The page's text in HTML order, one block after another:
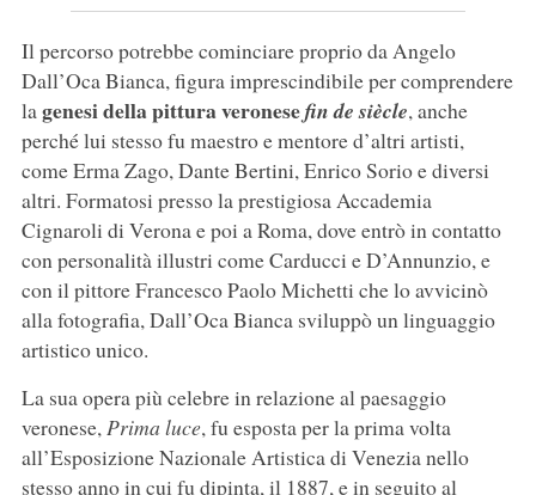
Il percorso potrebbe cominciare proprio da Angelo
Dall’Oca Bianca, figura imprescindibile per comprendere
lagenesi della pittura veronesefin de siècle, anche
perché lui stesso fu maestro e mentore d’altri artisti,
come Erma Zago, Dante Bertini, Enrico Sorio e diversi
altri. Formatosi presso la prestigiosa Accademia
Cignaroli di Verona e poi a Roma, dove entrò in contatto
con personalità illustri come Carducci e D’Annunzio, e
con il pittore Francesco Paolo Michetti che lo avvicinò
alla fotografia, Dall’Oca Bianca sviluppò un linguaggio
artistico unico.
La sua opera più celebre in relazione al paesaggio
veronese,Prima luce, fu esposta per la prima volta
all’Esposizione Nazionale Artistica di Venezia nello
stesso anno in cui fu dipinta, il 1887, e in seguito al